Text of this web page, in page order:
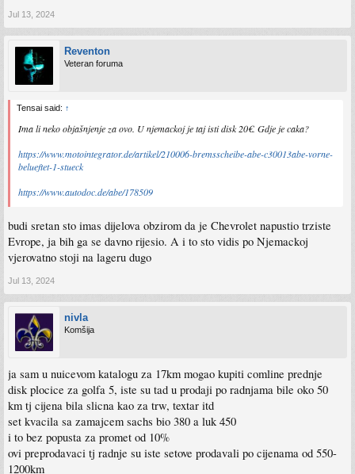
Jul 13, 2024
Reventon
Veteran foruma
Tensai said: ↑
Ima li neko objašnjenje za ovo. U njemackoj je taj isti disk 20€. Gdje je caka?
https://www.motointegrator.de/artikel/210006-bremsscheibe-abe-c30013abe-vorne-
belueftet-1-stueck
https://www.autodoc.de/abe/178509
budi sretan sto imas dijelova obzirom da je Chevrolet napustio trziste
Evrope, ja bih ga se davno rijesio. A i to sto vidis po Njemackoj
vjerovatno stoji na lageru dugo
Jul 13, 2024
nivla
Komšija
ja sam u nuicevom katalogu za 17km mogao kupiti comline prednje
disk plocice za golfa 5, iste su tad u prodaji po radnjama bile oko 50
km tj cijena bila slicna kao za trw, textar itd
set kvacila sa zamajcem sachs bio 380 a luk 450
i to bez popusta za promet od 10%
ovi preprodavaci tj radnje su iste setove prodavali po cijenama od 550-
1200km